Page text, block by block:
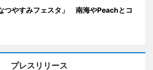
つやすみフェスタ」 南海やPeachとコ
プレスリリース